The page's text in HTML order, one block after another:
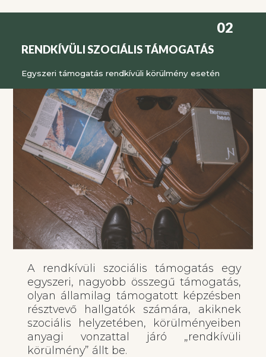
02
RENDKÍVÜLI SZOCIÁLIS TÁMOGATÁS
Egyszeri támogatás rendkívüli körülmény esetén
A rendkívüli szociális támogatás egy
egyszeri, nagyobb összegű támogatás,
olyan államilag támogatott képzésben
résztvevő hallgatók számára, akiknek
szociális helyzetében, körülményeiben
anyagi vonzattal járó „rendkívüli
körülmény” állt be.